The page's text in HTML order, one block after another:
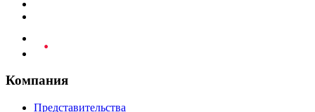
Компания
Представительства